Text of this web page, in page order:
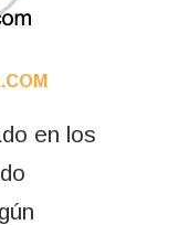
en los